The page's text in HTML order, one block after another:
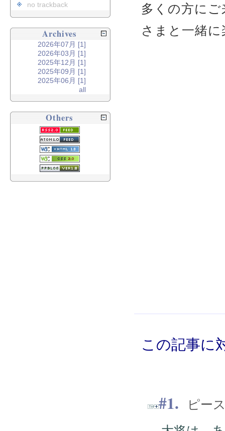
多くの方に
さまと一緒
この記事に
1.
ピー
no trackback
Archives
2026年07月 [1]
2026年03月 [1]
2025年12月 [1]
2025年09月 [1]
2025年06月 [1]
all
Others